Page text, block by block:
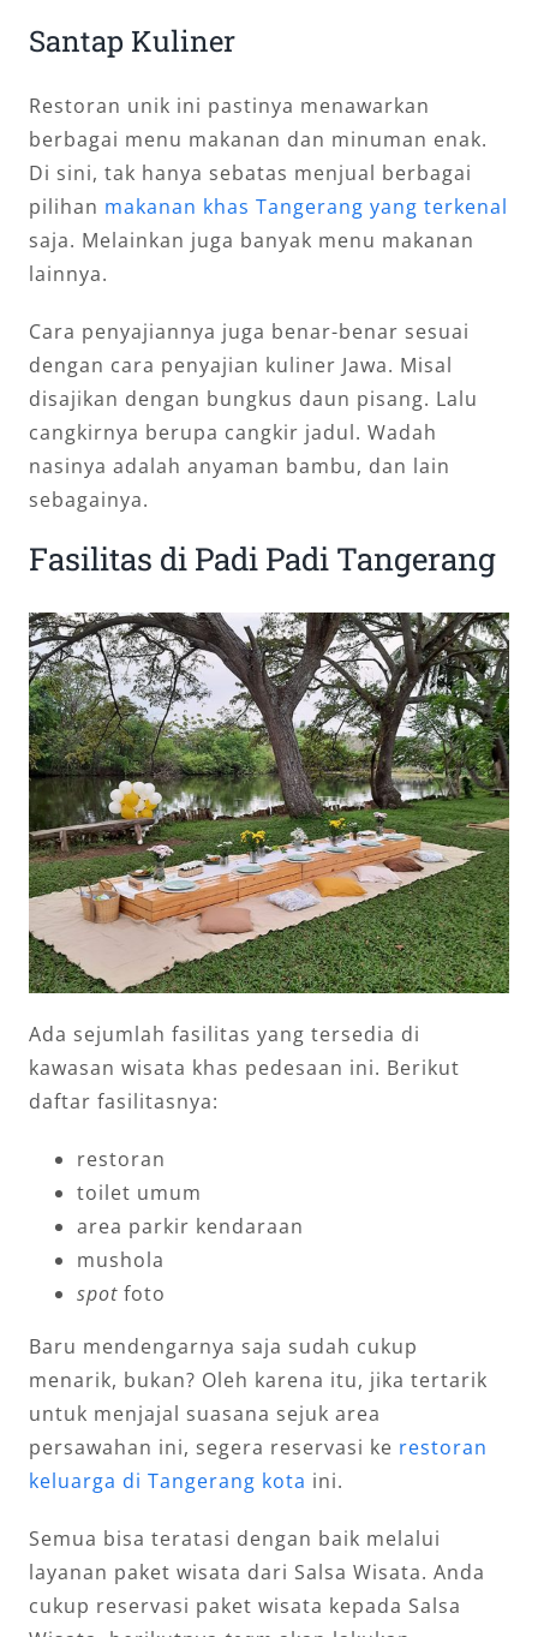
Santap Kuliner
Restoran unik ini pastinya menawarkan
berbagai menu makanan dan minuman enak.
Di sini, tak hanya sebatas menjual berbagai
pilihan makanan khas Tangerang yang terkenal
saja. Melainkan juga banyak menu makanan
lainnya.
Cara penyajiannya juga benar-benar sesuai
dengan cara penyajian kuliner Jawa. Misal
disajikan dengan bungkus daun pisang. Lalu
cangkirnya berupa cangkir jadul. Wadah
nasinya adalah anyaman bambu, dan lain
sebagainya.
Fasilitas di Padi Padi Tangerang
Ada sejumlah fasilitas yang tersedia di
kawasan wisata khas pedesaan ini. Berikut
daftar fasilitasnya:
restoran
toilet umum
area parkir kendaraan
mushola
spotfoto
Baru mendengarnya saja sudah cukup
menarik, bukan? Oleh karena itu, jika tertarik
untuk menjajal suasana sejuk area
persawahan ini, segera reservasi ke restoran
keluarga di Tangerang kota ini.
Semua bisa teratasi dengan baik melalui
layanan paket wisata dari Salsa Wisata. Anda
cukup reservasi paket wisata kepada Salsa